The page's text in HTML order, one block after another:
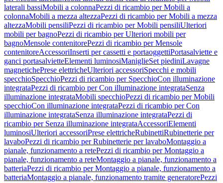
laterali bassiMobili a colonnaPezzi di ricambio per Mobili a
colonnaMobili a mezza altezzaPezzi di ricambio per Mobili a mezza
altezzaMobili pensiliPezzi di ricambio per Mobili pensiliUlteriori
mobili per bagnoPezzi di ricambio per Ulteriori mobili per
bagnoMensole contenitorePezzi di ricambio per Mensole
contenitoreAccessoriInserti per cassetti e portaoggettiPortasalviette e
ganci portasalvietteElementi luminosiManiglieSet piediniLavagne
magnetichePrese elettricheUlteriori accessoriSpecchi e mobili
specchioSpecchioPezzi di ricambio per SpecchioCon illuminazione
integrataPezzi di ricambio per Con illuminazione integrataSenza
illuminazione integrataMobili specchioPezzi di ricambio per Mobili
specchioCon illuminazione integrataPezzi di ricambio per Con
illuminazione integrataSenza illuminazione integrataPezzi di
ricambio per Senza illuminazione integrataAccessoriElementi
luminosiUlteriori accessoriPrese elettricheRubinettiRubinetterie per
lavaboPezzi di ricambio per Rubinetterie per lavaboMontaggio a
pianale, funzionamento a retePezzi di ricambio per Montaggio a
pianale, funzionamento a reteMontaggio a pianale, funzionamento a
batteriaPezzi di ricambio per Montaggio a pianale, funzionamento a
batteriaMontaggio a pianale, funzionamento tramite generatorePezzi